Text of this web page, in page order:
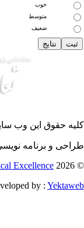
خوب
متوسط
ضعیف
حقوق این وب
و برنامه
©
Excellence
by :